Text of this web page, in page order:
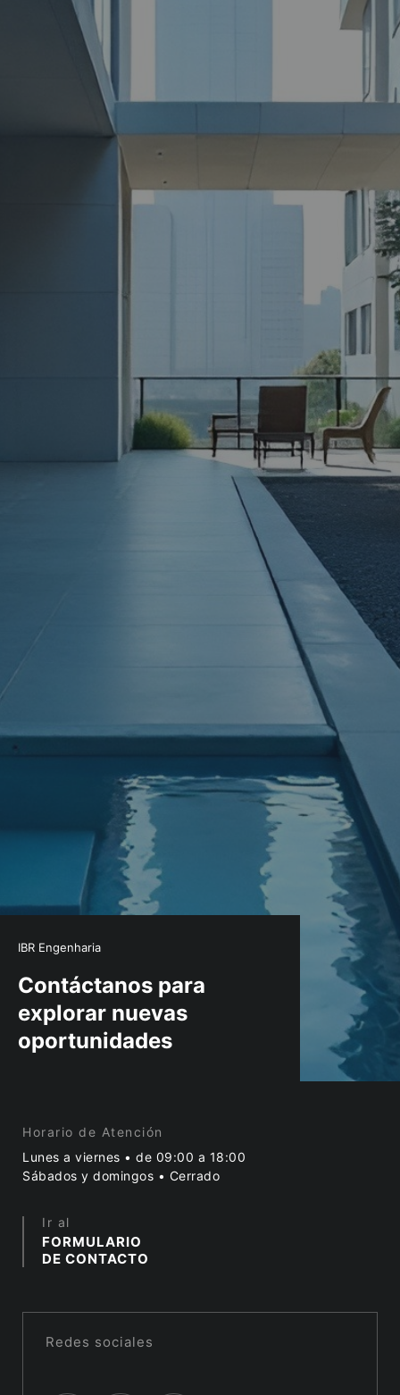
IBR Engenharia
Contáctanos para
explorar nuevas
oportunidades
Horario de Atención
Lunes a viernes • de 09:00 a 18:00
Sábados y domingos • Cerrado
Ir al
FORMULARIO
DE CONTACTO
Redes sociales